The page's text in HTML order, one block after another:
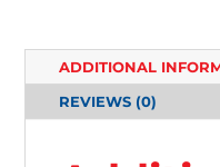
T
ADDITIONAL
REVIEWS (0)